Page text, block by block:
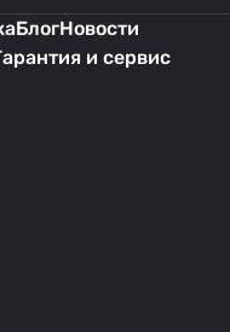
БлогНовости
и сервис